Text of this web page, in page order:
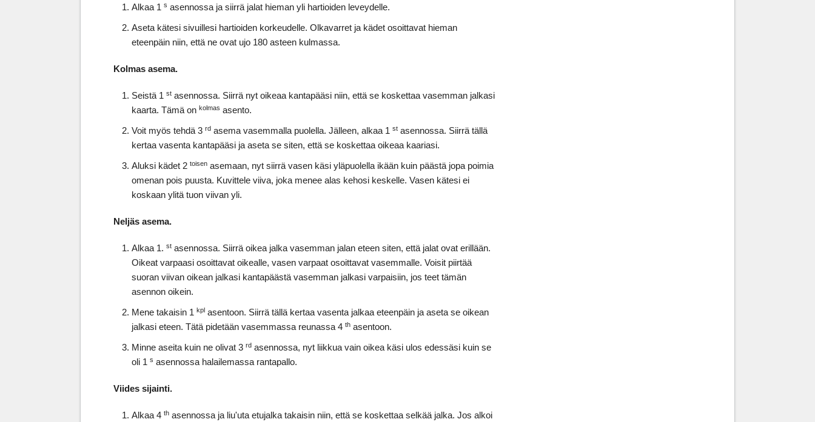
Alkaa 1 s asennossa ja siirrä jalat hieman yli hartioiden leveydelle.
Aseta kätesi sivuillesi hartioiden korkeudelle. Olkavarret ja kädet osoittavat hieman
eteenpäin niin, että ne ovat ujo 180 asteen kulmassa.
Kolmas asema.
Seistä 1 st asennossa. Siirrä nyt oikeaa kantapääsi niin, että se koskettaa vasemman jalkasi
kaarta. Tämä on kolmas asento.
Voit myös tehdä 3 rd asema vasemmalla puolella. Jälleen, alkaa 1 st asennossa. Siirrä tällä
kertaa vasenta kantapääsi ja aseta se siten, että se koskettaa oikeaa kaariasi.
Aluksi kädet 2 toisen asemaan, nyt siirrä vasen käsi yläpuolella ikään kuin päästä jopa poimia
omenan pois puusta. Kuvittele viiva, joka menee alas kehosi keskelle. Vasen kätesi ei
koskaan ylitä tuon viivan yli.
Neljäs asema.
Alkaa 1. st asennossa. Siirrä oikea jalka vasemman jalan eteen siten, että jalat ovat erillään.
Oikeat varpaasi osoittavat oikealle, vasen varpaat osoittavat vasemmalle. Voisit piirtää
suoran viivan oikean jalkasi kantapäästä vasemman jalkasi varpaisiin, jos teet tämän
asennon oikein.
Mene takaisin 1 kpl asentoon. Siirrä tällä kertaa vasenta jalkaa eteenpäin ja aseta se oikean
jalkasi eteen. Tätä pidetään vasemmassa reunassa 4 th asentoon.
Minne aseita kuin ne olivat 3 rd asennossa, nyt liikkua vain oikea käsi ulos edessäsi kuin se
oli 1 s asennossa halailemassa rantapallo.
Viides sijainti.
Alkaa 4 th asennossa ja liu'uta etujalka takaisin niin, että se koskettaa selkää jalka. Jos alkoi